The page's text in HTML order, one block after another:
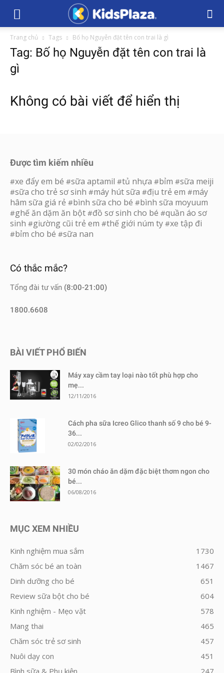
Trang chủ Tags Bố họ Nguyễn đặt tên con trai là gì
Tag: Bố họ Nguyễn đặt tên con trai là
gì
Không có bài viết để hiển thị
Được tìm kiếm nhiều
#xe đẩy em bé #sữa aptamil #tủ nhựa #bỉm #sữa meiji
#sữa cho trẻ sơ sinh #máy hút sữa #địu trẻ em #máy
hâm sữa giá rẻ #bình sữa cho bé #bình sữa moyuum
#ghế ăn dặm ăn bột #đồ sơ sinh cho bé #quần áo sơ
sinh #giường cũi trẻ em #thế giới núm ty #xe tập đi
#bỉm cho bé #sữa nan
Có thắc mắc?
Tổng đài tư vấn (8:00-21:00)
1800.6608
BÀI VIẾT PHỔ BIẾN
Máy xay cầm tay loại nào tốt phù hợp cho
mẹ...
12/11/2016
Cách pha sữa Icreo Glico thanh số 9 cho bé 9-
36...
02/02/2016
30 món cháo ăn dặm đặc biệt thơm ngon cho
bé...
06/08/2016
MỤC XEM NHIỀU
Kinh nghiệm mua sắm
1730
Chăm sóc bé an toàn
1467
Dinh dưỡng cho bé
651
Review sữa bột cho bé
604
Kinh nghiệm - Mẹo vặt
578
Mang thai
465
Chăm sóc trẻ sơ sinh
457
Nuôi dạy con
451
Bình sữa & Phụ kiện
247